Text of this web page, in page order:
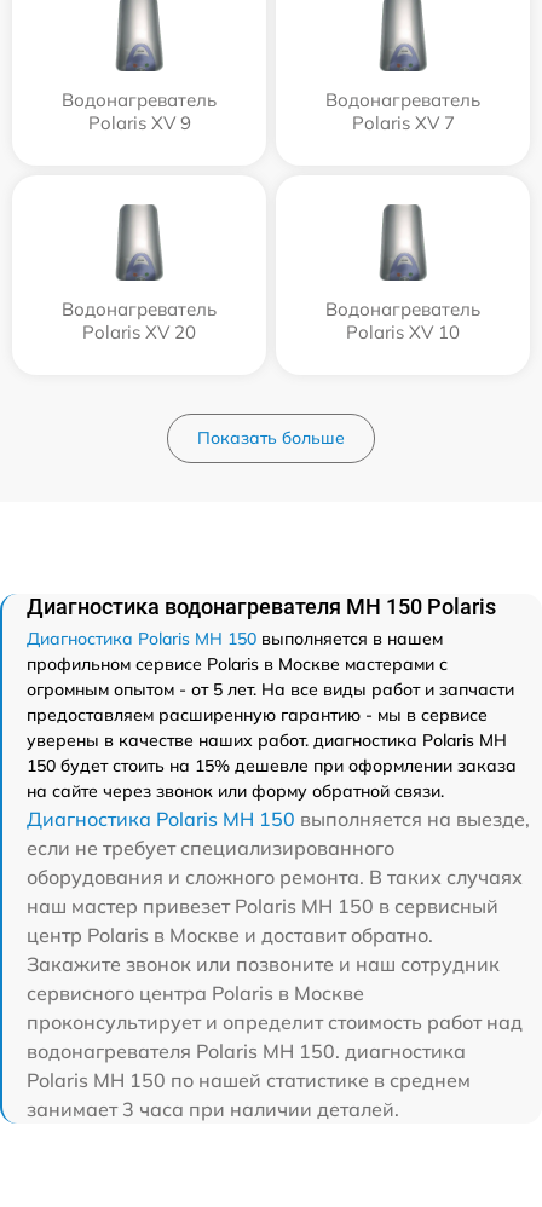
Водонагреватель
Polaris XV 9
Водонагреватель
Polaris XV 7
Водонагреватель
Polaris XV 20
Водонагреватель
Polaris XV 10
Показать больше
Диагностика водонагревателя MH 150 Polaris
Диагностика Polaris MH 150 выполняется в нашем
профильном сервисе Polaris в Москве мастерами с
огромным опытом - от 5 лет. На все виды работ и запчасти
предоставляем расширенную гарантию - мы в сервисе
уверены в качестве наших работ. диагностика Polaris MH
150 будет стоить на 15% дешевле при оформлении заказа
на сайте через звонок или форму обратной связи.
Диагностика Polaris MH 150 выполняется на выезде,
если не требует специализированного
оборудования и сложного ремонта. В таких случаях
наш мастер привезет Polaris MH 150 в сервисный
центр Polaris в Москве и доставит обратно.
Закажите звонок или позвоните и наш сотрудник
сервисного центра Polaris в Москве
проконсультирует и определит стоимость работ над
водонагревателя Polaris MH 150. диагностика
Polaris MH 150 по нашей статистике в среднем
занимает 3 часа при наличии деталей.